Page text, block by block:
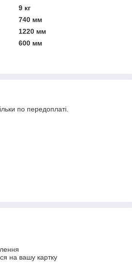
9 кг
740 мм
1220 мм
600 мм
по передоплаті.
на вашу картку